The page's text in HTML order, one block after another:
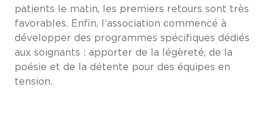
patients le matin, les premiers retours sont très
favorables. Enfin, l’association commencé à
développer des programmes spécifiques dédiés
aux soignants : apporter de la légèreté, de la
poésie et de la détente pour des équipes en
tension.